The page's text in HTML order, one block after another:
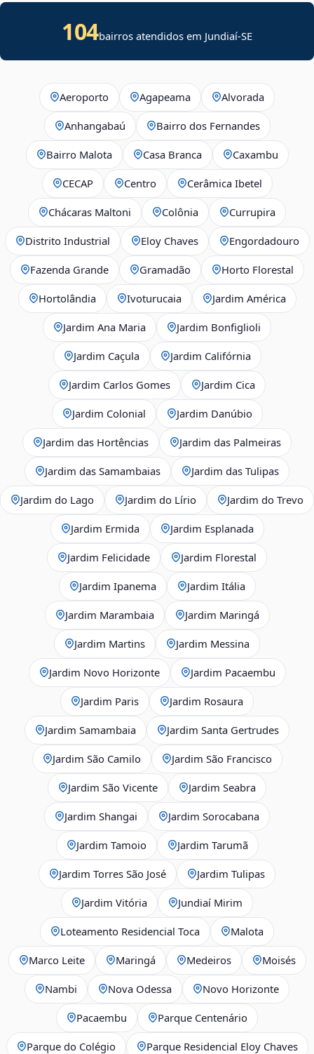
104bairros atendidos em Jundiaí-SE
Aeroporto Agapeama Alvorada
Anhangabaú Bairro dos Fernandes
Bairro Malota Casa Branca Caxambu
CECAP Centro Cerâmica Ibetel
Chácaras Maltoni Colônia Currupira
Distrito Industrial Eloy Chaves Engordadouro
Fazenda Grande Gramadão Horto Florestal
Hortolândia Ivoturucaia Jardim América
Jardim Ana Maria Jardim Bonfiglioli
Jardim Caçula Jardim Califórnia
Jardim Carlos Gomes Jardim Cica
Jardim Colonial Jardim Danúbio
Jardim das Hortências Jardim das Palmeiras
Jardim das Samambaias Jardim das Tulipas
Jardim do Lago Jardim do Lírio Jardim do Trevo
Jardim Ermida Jardim Esplanada
Jardim Felicidade Jardim Florestal
Jardim Ipanema Jardim Itália
Jardim Marambaia Jardim Maringá
Jardim Martins Jardim Messina
Jardim Novo Horizonte Jardim Pacaembu
Jardim Paris Jardim Rosaura
Jardim Samambaia Jardim Santa Gertrudes
Jardim São Camilo Jardim São Francisco
Jardim São Vicente Jardim Seabra
Jardim Shangai Jardim Sorocabana
Jardim Tamoio Jardim Tarumã
Jardim Torres São José Jardim Tulipas
Jardim Vitória Jundiaí Mirim
Loteamento Residencial Toca Malota
Marco Leite Maringá Medeiros Moisés
Nambi Nova Odessa Novo Horizonte
Pacaembu Parque Centenário
Parque do Colégio Parque Residencial Eloy Chaves